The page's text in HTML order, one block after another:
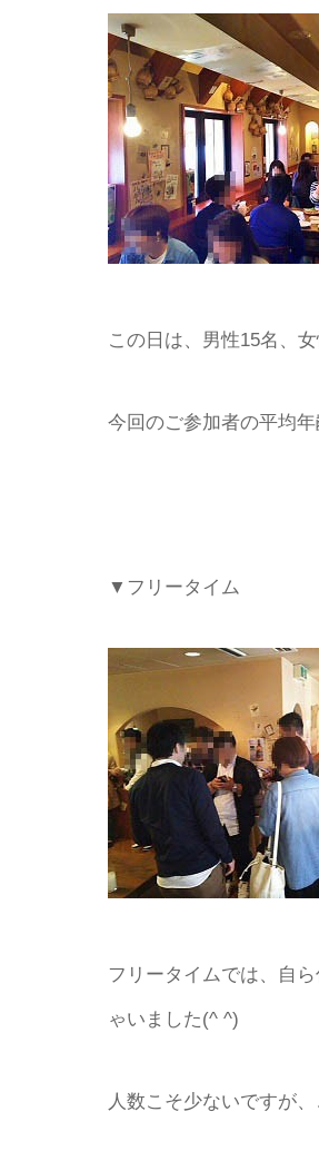
この日は、男性15名、
今回のご参加者の平均年
▼フリータイム
フリータイムでは、自
ゃいました(^ ^)
人数こそ少ないですが